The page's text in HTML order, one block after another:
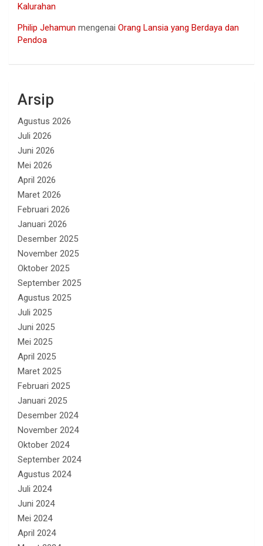
Kalurahan
Philip Jehamun mengenai Orang Lansia yang Berdaya dan
Pendoa
Arsip
Agustus 2026
Juli 2026
Juni 2026
Mei 2026
April 2026
Maret 2026
Februari 2026
Januari 2026
Desember 2025
November 2025
Oktober 2025
September 2025
Agustus 2025
Juli 2025
Juni 2025
Mei 2025
April 2025
Maret 2025
Februari 2025
Januari 2025
Desember 2024
November 2024
Oktober 2024
September 2024
Agustus 2024
Juli 2024
Juni 2024
Mei 2024
April 2024